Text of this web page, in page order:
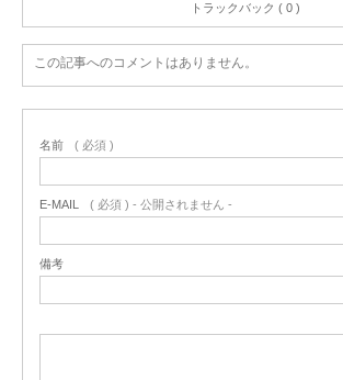
トラックバック ( 0 )
この記事へのコメントはありません。
名前 ( 必須 )
E-MAIL ( 必須 ) - 公開されません -
備考